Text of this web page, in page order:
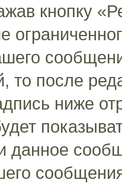
кнопку
то после
ниже
данное